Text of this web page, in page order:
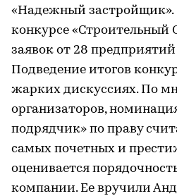
«Надежный застройщик».
конкурсе «Строительный
заявок от 28
Подведение итогов
жарких дискуссиях. По
организаторов,
подрядчик» по праву
самых почетных и
оценивается
компании. Ее вручили